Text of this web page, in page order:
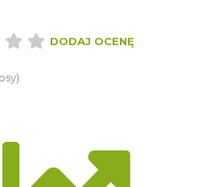
DODAJ OCENĘ
Trasa